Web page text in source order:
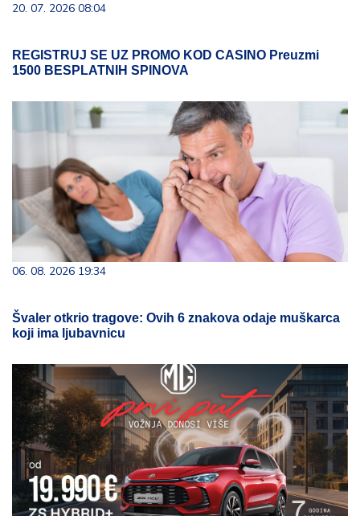
20. 07. 2026 08:04
REGISTRUJ SE UZ PROMO KOD CASINO Preuzmi
1500 BESPLATNIH SPINOVA
06. 08. 2026 19:34
Švaler otkrio tragove: Ovih 6 znakova odaje muškarca
koji ima ljubavnicu